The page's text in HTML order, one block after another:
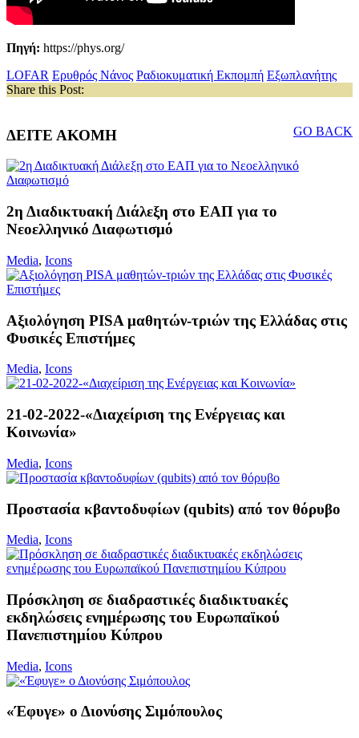
Πηγή: https://phys.org/
LOFAR Ερυθρός Νάνος Ραδιοκυματική Εκπομπή Εξωπλανήτης
Share this Post:
GO BACK
ΔΕΙΤΕ ΑΚΟΜΗ
2η Διαδικτυακή Διάλεξη στο ΕΑΠ για το
Νεοελληνικό Διαφωτισμό
Media, Icons
Αξιολόγηση PISA μαθητών-τριών της Ελλάδας στις
Φυσικές Επιστήμες
Media, Icons
21-02-2022-«Διαχείριση της Ενέργειας και
Κοινωνία»
Media, Icons
Προστασία κβαντοδυφίων (qubits) από τον θόρυβο
Media, Icons
Πρόσκληση σε διαδραστικές διαδικτυακές
εκδηλώσεις ενημέρωσης του Ευρωπαϊκού
Πανεπιστημίου Κύπρου
Media, Icons
«Έφυγε» ο Διονύσης Σιμόπουλος